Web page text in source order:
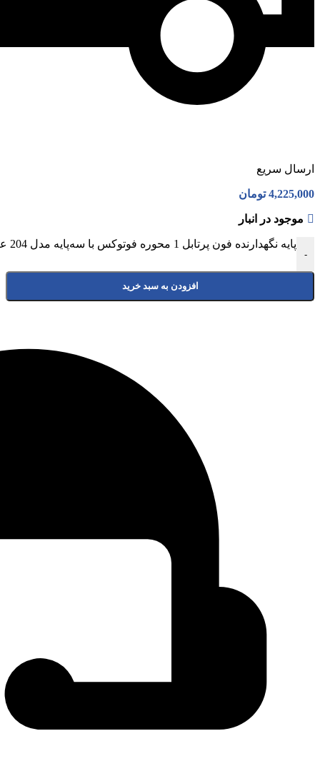
ارسال سریع
4,225,000 تومان
موجود در انبار
-
پایه نگهدارنده فون پرتابل 1 محوره فوتوکس با سه‌پایه مدل 204 عرض 2 متر عدد
افزودن به سبد خرید